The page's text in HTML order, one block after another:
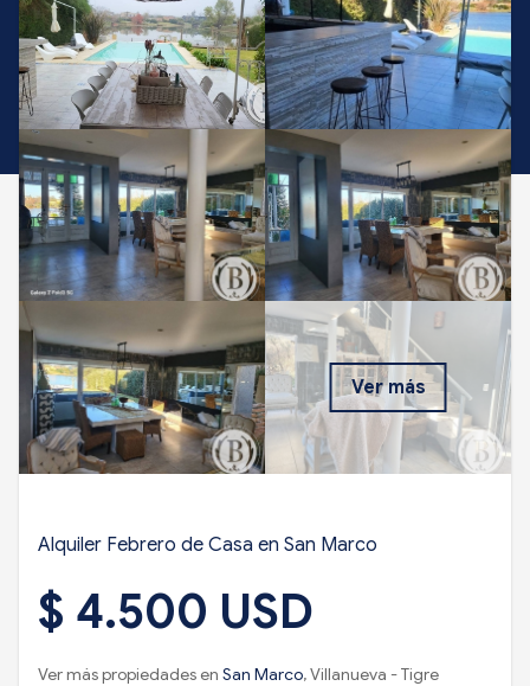
Ver más
Alquiler Febrero de Casa en San Marco
$ 4.500 USD
Ver más propiedades en San Marco, Villanueva - Tigre